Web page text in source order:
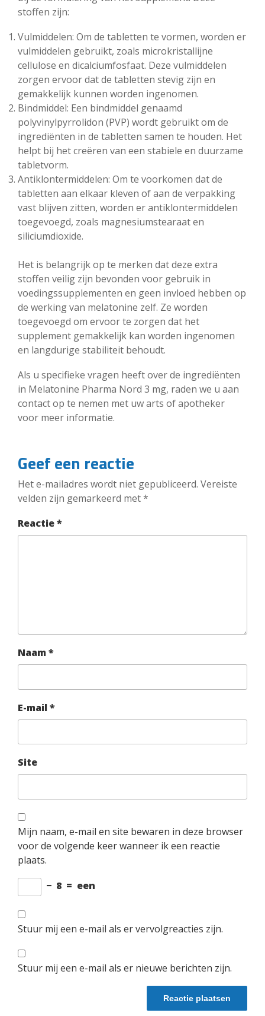
stoffen zijn:
Vulmiddelen: Om de tabletten te vormen, worden er
vulmiddelen gebruikt, zoals microkristallijne
cellulose en dicalciumfosfaat. Deze vulmiddelen
zorgen ervoor dat de tabletten stevig zijn en
gemakkelijk kunnen worden ingenomen.
Bindmiddel: Een bindmiddel genaamd
polyvinylpyrrolidon (PVP) wordt gebruikt om de
ingrediënten in de tabletten samen te houden. Het
helpt bij het creëren van een stabiele en duurzame
tabletvorm.
Antiklontermiddelen: Om te voorkomen dat de
tabletten aan elkaar kleven of aan de verpakking
vast blijven zitten, worden er antiklontermiddelen
toegevoegd, zoals magnesiumstearaat en
siliciumdioxide.
Het is belangrijk op te merken dat deze extra
stoffen veilig zijn bevonden voor gebruik in
voedingssupplementen en geen invloed hebben op
de werking van melatonine zelf. Ze worden
toegevoegd om ervoor te zorgen dat het
supplement gemakkelijk kan worden ingenomen
en langdurige stabiliteit behoudt.
Als u specifieke vragen heeft over de ingrediënten
in Melatonine Pharma Nord 3 mg, raden we u aan
contact op te nemen met uw arts of apotheker
voor meer informatie.
Geef een reactie
Het e-mailadres wordt niet gepubliceerd. Vereiste
velden zijn gemarkeerd met*
Reactie*
Naam *
E-mail *
Site
Mijn naam, e-mail en site bewaren in deze browser
voor de volgende keer wanneer ik een reactie
plaats.
− 8 = een
Stuur mij een e-mail als er vervolgreacties zijn.
Stuur mij een e-mail als er nieuwe berichten zijn.